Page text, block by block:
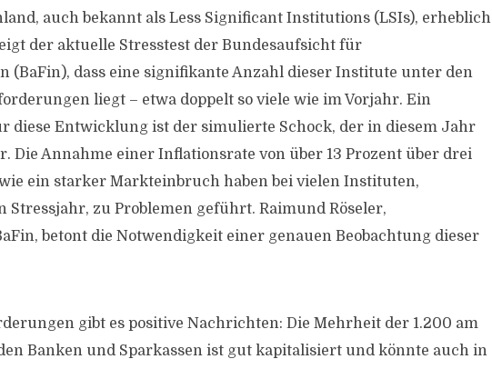
auch bekannt als Less Significant Institutions (LSIs), erheblich
der aktuelle Stresstest der Bundesaufsicht für
(BaFin), dass eine signifikante Anzahl dieser Institute unter den
liegt – etwa doppelt so viele wie im Vorjahr. Ein
diese Entwicklung ist der simulierte Schock, der in diesem Jahr
Die Annahme einer Inflationsrate von über 13 Prozent über drei
ein starker Markteinbruch haben bei vielen Instituten,
Stressjahr, zu Problemen geführt. Raimund Röseler,
betont die Notwendigkeit einer genauen Beobachtung dieser
gibt es positive Nachrichten: Die Mehrheit der 1.200 am
Banken und Sparkassen ist gut kapitalisiert und könnte auch in